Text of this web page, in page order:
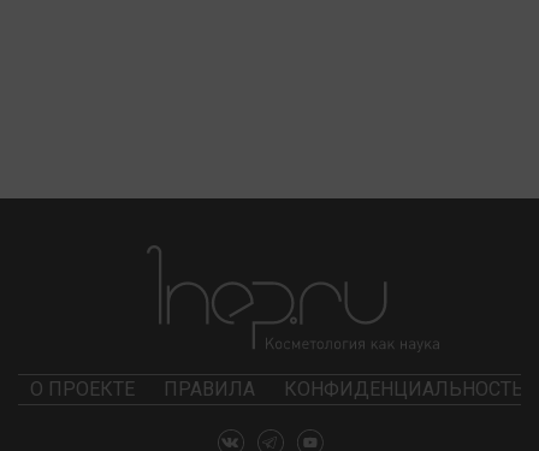
О ПРОЕКТЕ ПРАВИЛА КОНФИДЕНЦИАЛЬНОСТЬ